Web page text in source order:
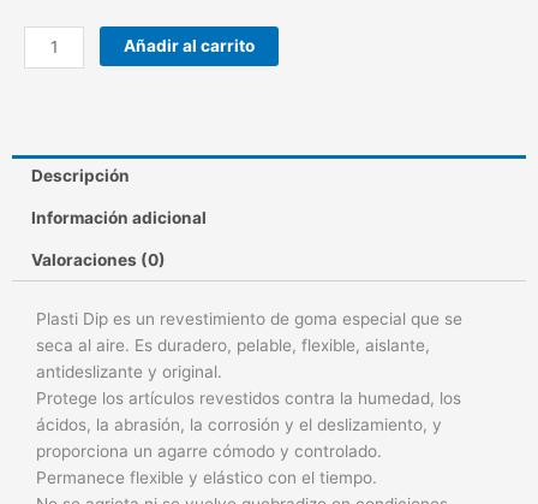
Añadir al carrito
Descripción
Información adicional
Valoraciones (0)
Plasti Dip es un revestimiento de goma especial que se
seca al aire. Es duradero, pelable, flexible, aislante,
antideslizante y original.
Protege los artículos revestidos contra la humedad, los
ácidos, la abrasión, la corrosión y el deslizamiento, y
proporciona un agarre cómodo y controlado.
Permanece flexible y elástico con el tiempo.